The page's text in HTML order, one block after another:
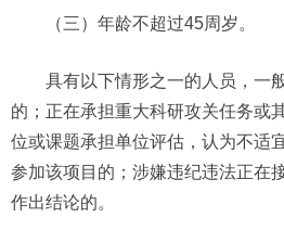
（三）年龄不超过45周岁。
具有以下情形之一的人员，一
的；正在承担重大科研攻关任务或
位或课题承担单位评估，认为不适
参加该项目的；涉嫌违纪违法正在
作出结论的。